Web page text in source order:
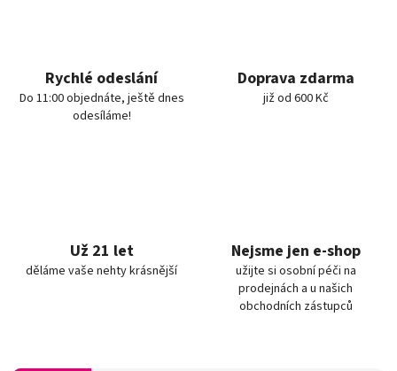
Rychlé odeslání
Do 11:00 objednáte, ještě dnes
odesíláme!
Doprava zdarma
již od 600 Kč
Už 21 let
děláme vaše nehty krásnější
Nejsme jen e-shop
užijte si osobní péči na
prodejnách a u našich
obchodních zástupců